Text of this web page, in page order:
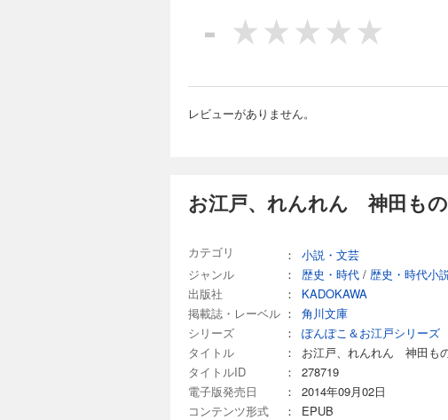
-
レビューがありません。
お江戸、れんれん 神田も
カテゴリ ：
小説・文芸
ジャンル
： 歴史・時代 / 歴史・時代小
出版社
：
KADOKAWA
掲載誌・レーベル ：
角川文庫
シリーズ
：
ぽんぽこ＆お江戸シリーズ
タイトル
：
お江戸、れんれん 神田も
タイトルID
：
278719
電子版発売日
：
2014年09月02日
コンテンツ形式
：
EPUB